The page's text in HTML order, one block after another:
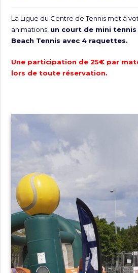
La Ligue du Centre de Tennis met à
animations, un court de mini
Beach Tennis avec 4 raquettes.
Une participation de 25€ par
lors de toute réservation.